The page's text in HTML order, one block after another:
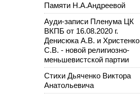
Памяти Н.А.Андреевой
Ауди-записи Пленума ЦК
ВКПБ от 16.08.2020 г.
Денисюка А.В. и Христенко
С.В. - новой религиозно-
меньшевистской партии
Стихи Дьяченко Виктора
Анатольевича